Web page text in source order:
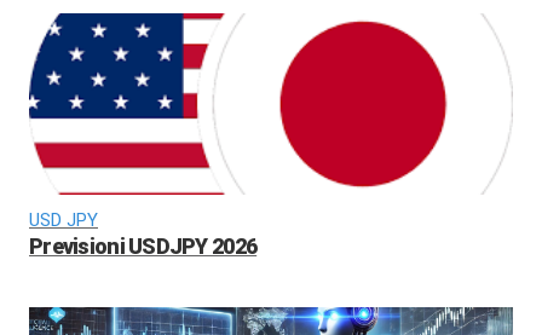
USD JPY
Previsioni USDJPY 2026